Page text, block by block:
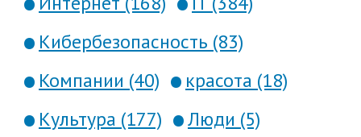
Кибербезопасность (83)
Компании (40)
красота (18)
Культура (177)
Люди (5)